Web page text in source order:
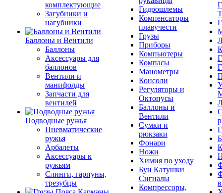
комплектующие
Загубники и
нагубники
Баллоны и Вентили
Баллоны
Аксессуары для
баллонов
Вентили и
манифолды
Запчасти для
вентилей
Подводные ружья
Пневматические
ружья
Арбалеты
Аксессуары к
ружьям
Слинги, гарпуны,
трезубцы
Гидрошлемы
Компенсаторы
плавучести
Грузы
Приборы
Компьютеры
Компасы
Манометры
Консоли
Регуляторы и
Октопусы
Баллоны и
Вентили
Сумки и
рюкзаки
Фонари
Ножи
Химия по уходу
Буи Катушки
Сигналы
Компрессоры,